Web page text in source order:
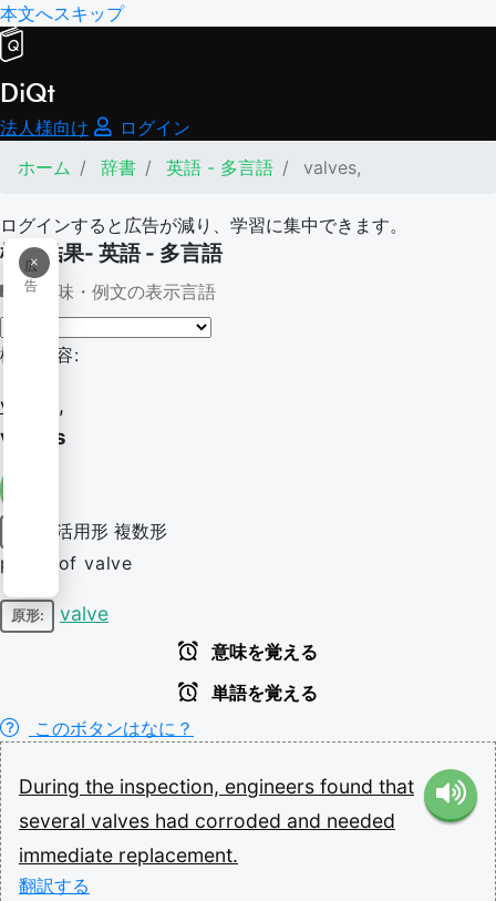
本文へスキップ
DiQt
法人様向け
ログイン
ホーム
辞書 英語 - 多言語 valves,
ログインすると広告が減り、学習に集中できます。
×
広
告
検索結果- 英語 - 多言語
意味・例文の表示言語
検索内容:
valves,
valves
活用形 複数形
plural of valve
原形: valve
意味を覚える
単語を覚える
このボタンはなに？
During the inspection, engineers found that
several valves had corroded and needed
immediate replacement.
翻訳する